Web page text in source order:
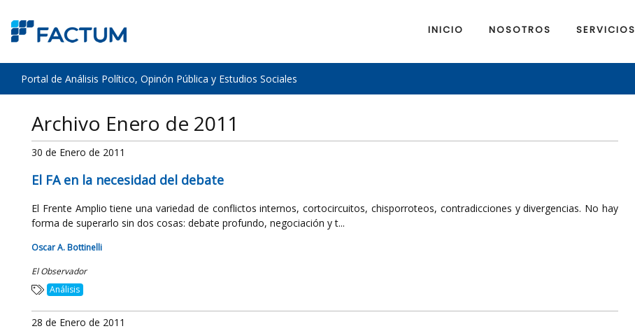
INICIO NOSOTROS SERVICIOS
Portal de Análisis Político, Opinón Pública y Estudios Sociales
Archivo Enero de 2011
30 de Enero de 2011
El FA en la necesidad del debate
El Frente Amplio tiene una variedad de conflictos internos, cortocircuitos, chisporroteos, contradicciones y divergencias. No hay
forma de superarlo sin dos cosas: debate profundo, negociación y t...
Oscar A. Bottinelli
El Observador
Análisis
28 de Enero de 2011